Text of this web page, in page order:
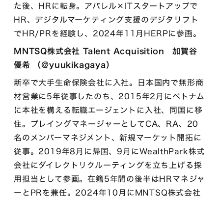
た後、HRに転身。アパレル×ITスタートアップで
HR、デジタルマーケティング支援のデジタリフト
でHR/PRを経験し、2024年11月HERPに参画。
MNTSQ株式会社 Talent Acquisition 加賀谷
優希 （@yuukikagaya）
新卒で大手生命保険会社に入社。日本国内で無形商
材営業に5年従事したのち、2015年2月にベトナム
に本社を構える転職エージェントに入社、同国に移
住。プレイングマネージャーとしてCA、RA、20
名のメンバーマネジメント、新規マーケット開拓に
従事。2019年8月に帰国、9月にWealthPark株式
会社にダイレクトリクルーティングを立ち上げる採
用担当として参画。在籍5年間の後半はHRマネジャ
ーとPRを兼任。2024年10月にMNTSQ株式会社